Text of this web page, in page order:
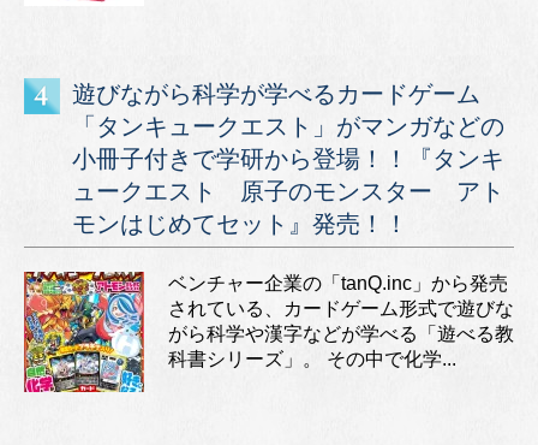
遊びながら科学が学べるカードゲーム
「タンキュークエスト」がマンガなどの
小冊子付きで学研から登場！！『タンキ
ュークエスト 原子のモンスター アト
モンはじめてセット』発売！！
ベンチャー企業の「tanQ.inc」から発売
されている、カードゲーム形式で遊びな
がら科学や漢字などが学べる「遊べる教
科書シリーズ」。 その中で化学...